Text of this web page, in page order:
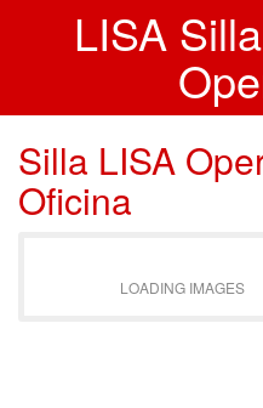
LISA
Silla LISA
Oficina
LOADING IMAGES